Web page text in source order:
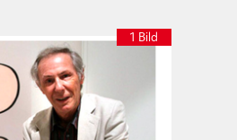
1 Bild